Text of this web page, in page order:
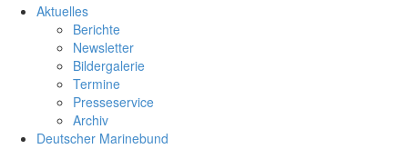
Aktuelles
Berichte
Newsletter
Bildergalerie
Termine
Presseservice
Archiv
Deutscher Marinebund